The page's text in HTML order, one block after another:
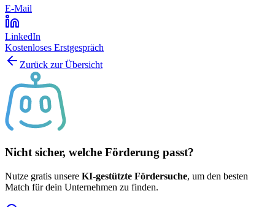
E-Mail
LinkedIn
Kostenloses Erstgespräch
Zurück zur Übersicht
Nicht sicher, welche Förderung passt?
Nutze gratis unsere KI-gestützte Fördersuche, um den besten
Match für dein Unternehmen zu finden.